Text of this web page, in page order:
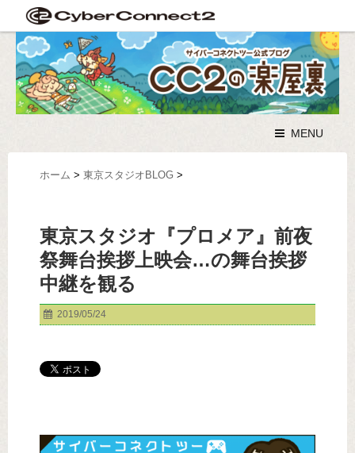
MENU
ホーム > 東京スタジオBLOG >
東京スタジオ『プロメア』前夜
祭舞台挨拶上映会…の舞台挨拶
中継を観る
2019/05/24